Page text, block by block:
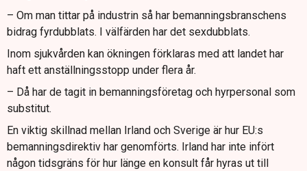
– Om man tittar på industrin så har bemanningsbranschens
bidrag fyrdubblats. I välfärden har det sexdubblats.
Inom sjukvården kan ökningen förklaras med att landet har
haft ett anställningsstopp under flera år.
– Då har de tagit in bemanningsföretag och hyrpersonal som
substitut.
En viktig skillnad mellan Irland och Sverige är hur EU:s
bemanningsdirektiv har genomförts. Irland har inte infört
någon tidsgräns för hur länge en konsult får hyras ut till